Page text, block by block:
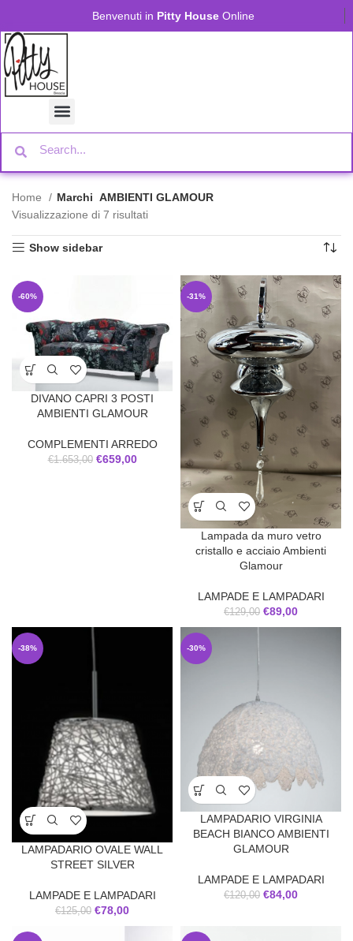
Benvenuti in Pitty House Online
Home Marchi AMBIENTI GLAMOUR
Visualizzazione di 7 risultati
Show sidebar
-60%
DIVANO CAPRI 3 POSTI
AMBIENTI GLAMOUR
COMPLEMENTI ARREDO
€1.653,00 €659,00
-31%
Lampada da muro vetro
cristallo e acciaio Ambienti
Glamour
LAMPADE E LAMPADARI
€129,00 €89,00
-38%
LAMPADARIO OVALE WALL
STREET SILVER
LAMPADE E LAMPADARI
€125,00 €78,00
-30%
LAMPADARIO VIRGINIA
BEACH BIANCO AMBIENTI
GLAMOUR
LAMPADE E LAMPADARI
€120,00 €84,00